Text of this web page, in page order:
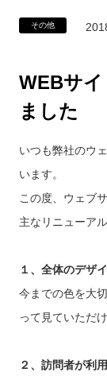
その他
WEBサ
ました
いつも弊社のウ
います。
この度、ウェブ
主なリニューア
１、全体のデザ
今までの色を大
って見ていただ
２、訪問者が利